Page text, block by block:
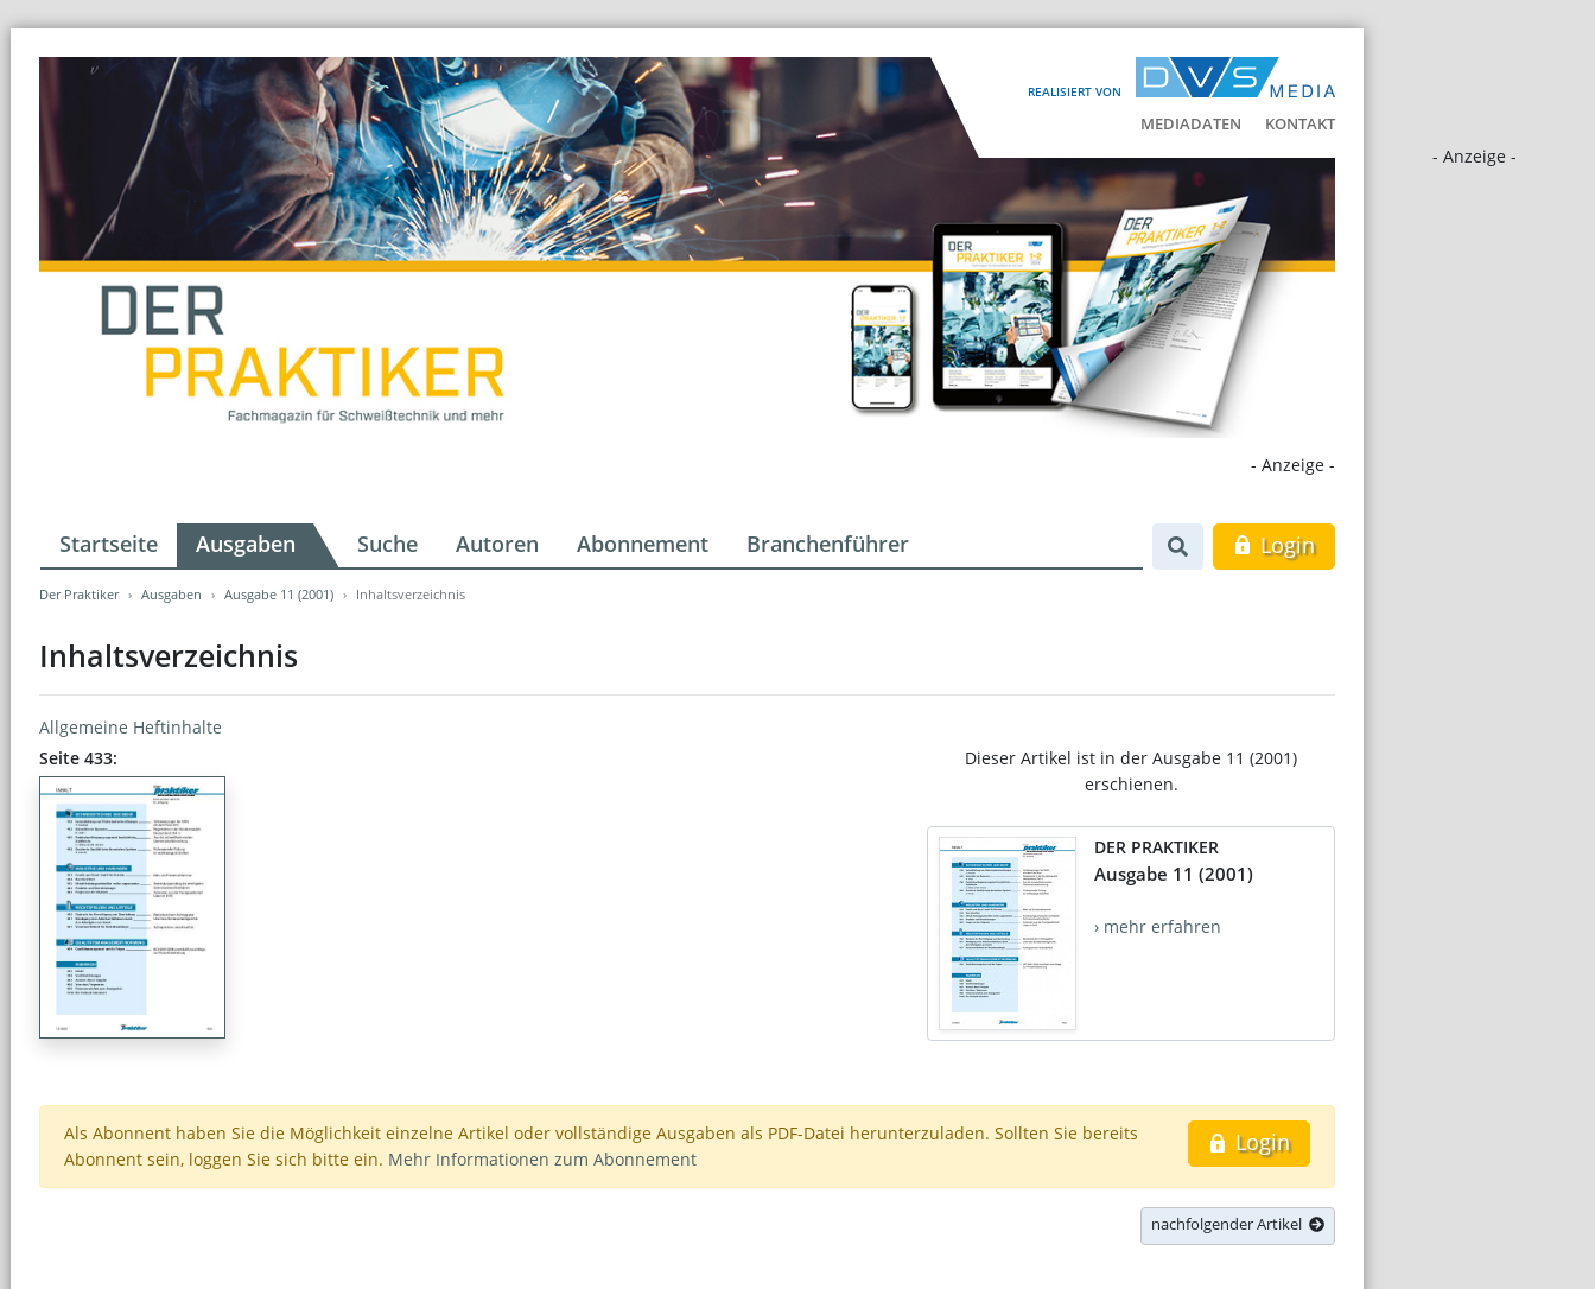
REALISIERT VON
MEDIADATEN KONTAKT
- Anzeige -
- Anzeige -
Startseite Ausgaben Suche Autoren Abonnement Branchenführer Login
Der Praktiker Ausgaben Ausgabe 11 (2001) Inhaltsverzeichnis
Inhaltsverzeichnis
Allgemeine Heftinhalte
Seite 433:
Dieser Artikel ist in der Ausgabe 11 (2001)
erschienen.
DER PRAKTIKER
Ausgabe 11 (2001)
› mehr erfahren
Login
Als Abonnent haben Sie die Möglichkeit einzelne Artikel oder vollständige Ausgaben als PDF-Datei herunterzuladen. Sollten Sie bereits
Abonnent sein, loggen Sie sich bitte ein. Mehr Informationen zum Abonnement
nachfolgender Artikel